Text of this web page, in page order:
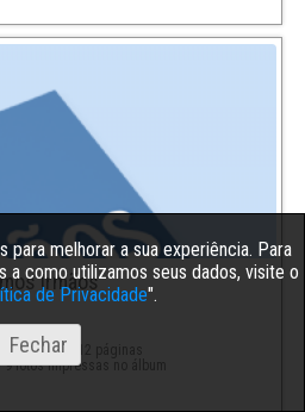
Irmãos
cm com 12 páginas
9 fotos impressas no álbum
melhorar a sua experiência. Para
a como utilizamos seus dados, visite o
de Privacidade".
Fechar